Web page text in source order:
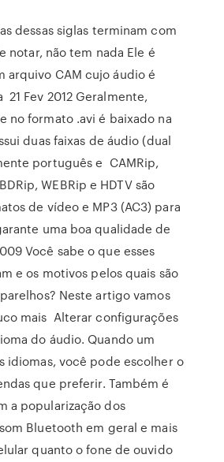
dessas siglas terminam com
notar, não tem nada Ele é
arquivo CAM cujo áudio é
Fev 2012 Geralmente,
no formato .avi é baixado na
duas faixas de áudio (dual
português e CAMRip,
WEBRip e HDTV são
de vídeo e MP3 (AC3) para
uma boa qualidade de
Você sabe o que esses
e os motivos pelos quais são
Neste artigo vamos
mais Alterar configurações
do áudio. Quando um
idiomas, você pode escolher o
que preferir. Também é
a popularização dos
Bluetooth em geral e mais
quanto o fone de ouvido